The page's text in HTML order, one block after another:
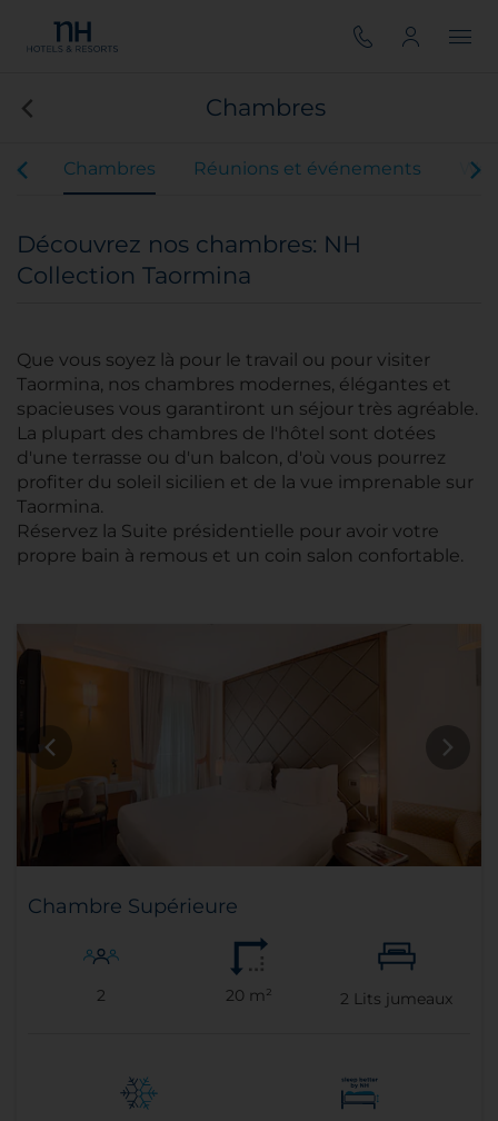
Chambres
Chambres Réunions et événements
Découvrez nos chambres: NH
Collection Taormina
Que vous soyez là pour le travail ou pour visiter
Taormina, nos chambres modernes, élégantes et
spacieuses vous garantiront un séjour très agréable.
La plupart des chambres de l'hôtel sont dotées
d'une terrasse ou d'un balcon, d'où vous pourrez
profiter du soleil sicilien et de la vue imprenable sur
Taormina.
Réservez la Suite présidentielle pour avoir votre
propre bain à remous et un coin salon confortable.
Chambre Supérieure
2 20 m² 2 Lits jumeaux